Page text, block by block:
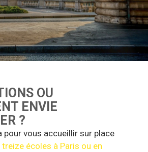
OU
ENVIE
?
pour vous accueillir sur place
treize écoles à Paris ou en